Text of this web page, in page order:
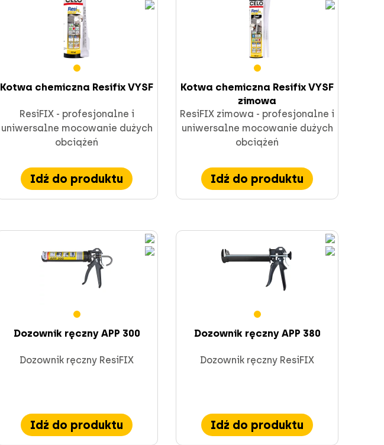
Kotwa chemiczna Resifix VYSF
ResiFIX - profesjonalne i
uniwersalne mocowanie dużych
obciążeń
Idź do produktu
Kotwa chemiczna Resifix VYSF
zimowa
ResiFIX zimowa - profesjonalne i
uniwersalne mocowanie dużych
obciążeń
Idź do produktu
Dozownik ręczny APP 300
Dozownik ręczny ResiFIX
Idź do produktu
Dozownik ręczny APP 380
Dozownik ręczny ResiFIX
Idź do produktu